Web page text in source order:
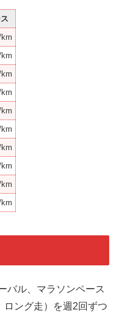
km
km
km
km
km
km
km
km
km
km
バル、マラソンペース
ロング走）を週2回ずつ